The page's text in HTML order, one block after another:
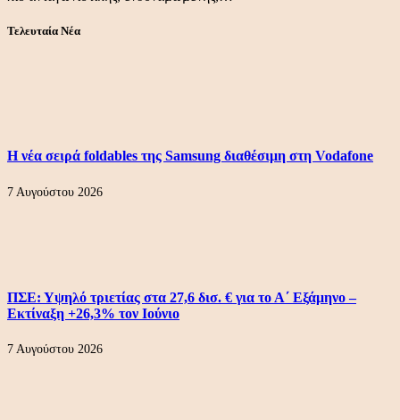
Τελευταία Νέα
Η νέα σειρά foldables της Samsung διαθέσιμη στη Vodafone
7 Αυγούστου 2026
ΠΣΕ: Υψηλό τριετίας στα 27,6 δισ. € για το Α΄ Εξάμηνο –
Εκτίναξη +26,3% τον Ιούνιο
7 Αυγούστου 2026